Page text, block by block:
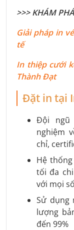
>>> KHÁM
Giải pháp in
tế
In thiệp cưới
Thành Đạt
Đặt in tại
Đội ngũ
nghiệm
chỉ,
Hệ
tối đa
với mọi
Sử dụng
lượng
đến 99%